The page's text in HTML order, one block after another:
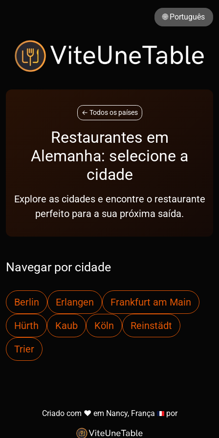
🌐 Português
← Todos os países
Restaurantes em
Alemanha: selecione a
cidade
Explore as cidades e encontre o restaurante
perfeito para a sua próxima saída.
Navegar por cidade
Berlin Erlangen
Frankfurt am Main
Hürth
Kaub Köln
Reinstädt
Trier
Criado com ❤️ em Nancy, França por